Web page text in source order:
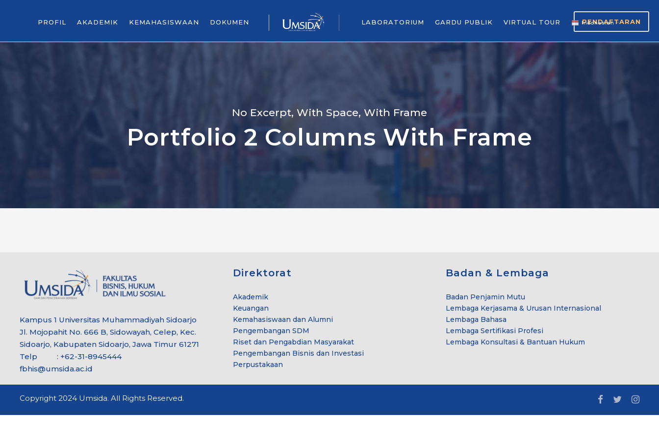
PROFIL AKADEMIK KEMAHASISWAAN DOKUMEN LABORATORIUM GARDU PUBLIK VIRTUAL TOUR Indonesian ▼
PENDAFTARAN
No Excerpt, With Space, With Frame
Portfolio 2 Columns With Frame
Kampus 1 Universitas Muhammadiyah Sidoarjo
Jl. Mojopahit No. 666 B, Sidowayah, Celep, Kec.
Sidoarjo, Kabupaten Sidoarjo, Jawa Timur 61271
Telp : +62-31-8945444
fbhis@umsida.ac.id
Direktorat
Akademik
Keuangan
Kemahasiswaan dan Alumni
Pengembangan SDM
Riset dan Pengabdian Masyarakat
Pengembangan Bisnis dan Investasi
Perpustakaan
Badan & Lembaga
Badan Penjamin Mutu
Lembaga Kerjasama & Urusan Internasional
Lembaga Bahasa
Lembaga Sertifikasi Profesi
Lembaga Konsultasi & Bantuan Hukum
Copyright 2024 Umsida. All Rights Reserved.